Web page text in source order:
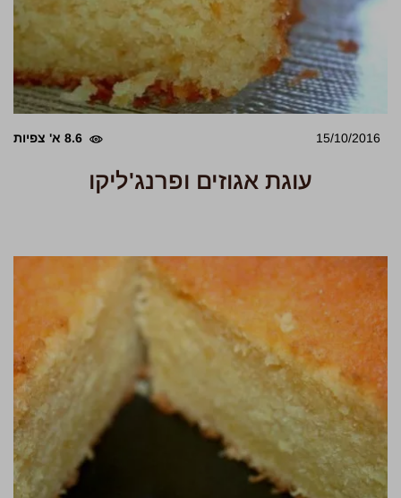
15/10/2016 8.6 א' צפיות
עוגת אגוזים ופרנג'ליקו